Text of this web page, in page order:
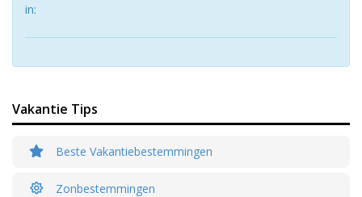
in:
Vakantie Tips
Beste Vakantiebestemmingen
Zonbestemmingen